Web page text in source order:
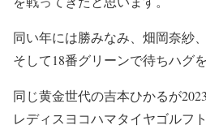
同い年には勝みなみ、畑岡奈紗
そして18番グリーンで待ちハグ
同じ黄金世代の吉本ひかるが
レディスヨコハマタイヤゴルフ